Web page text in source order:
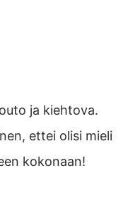
ja kiehtova.
ettei olisi mieli
kokonaan!